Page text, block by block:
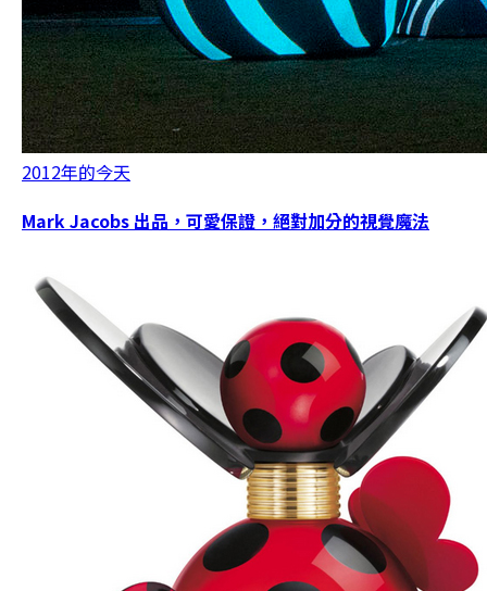
2012年的今天
Mark Jacobs 出品，可愛保證，絕對加分的視覺魔法